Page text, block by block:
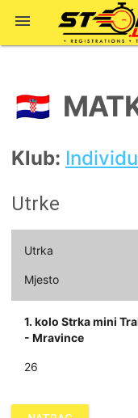

🇭🇷
Klub:
Utrke
Utrka
Mjesto
1. kolo Strka mini
- Mravince
26